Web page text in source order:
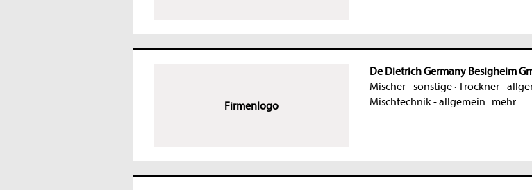
Firmenlogo
De Dietrich Germany Besigheim
Mischer - sonstige·Trockner -
Mischtechnik - allgemein · mehr...